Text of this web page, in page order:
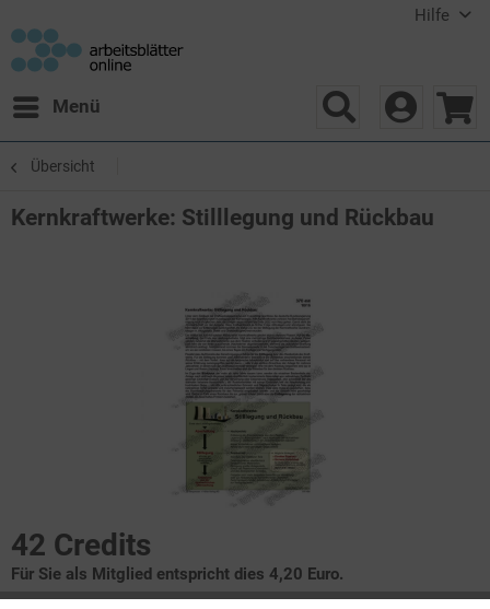
Hilfe
Menü
Übersicht
Kernkraftwerke: Stilllegung und Rückbau
42 Credits
Für Sie als Mitglied entspricht dies 4,20 Euro.